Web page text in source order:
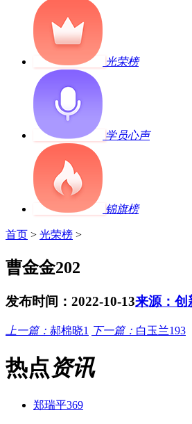
光荣榜
学员心声
锦旗榜
首页 > 光荣榜 >
曹金金202
发布时间：2022-10-13来源：创
上一篇： 郝棉晓1 下一篇： 白玉兰193
热点资讯
郑瑞平369